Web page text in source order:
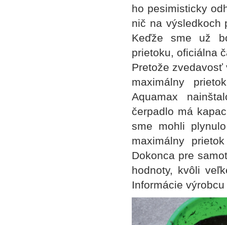
ho pesimisticky
nič na výsledkoch
Keďže sme už
prietoku, oficiálna
Pretože zvedavosť
maximálny
Aquamax
čerpadlo má
sme mohli
maximálny
Dokonca pre
hodnoty, kvôli
Informácie